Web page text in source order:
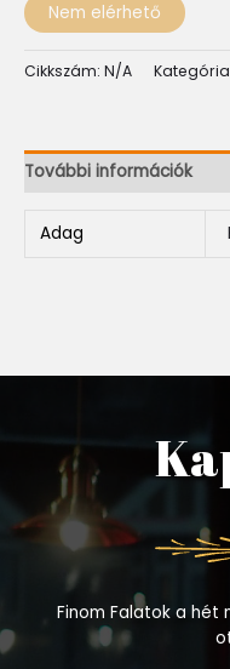
Nem elérhető
Cikkszám: N/A
További információk
Adag
Finom Falatok a hét